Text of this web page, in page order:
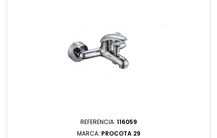
REFERENCIA: 116059
MARCA: PROCOTA 29